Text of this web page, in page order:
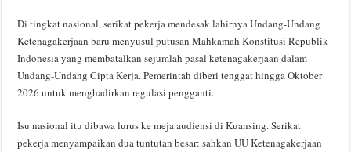
Di tingkat nasional, serikat pekerja mendesak lahirnya Undang-Undang
Ketenagakerjaan baru menyusul putusan Mahkamah Konstitusi Republik
Indonesia yang membatalkan sejumlah pasal ketenagakerjaan dalam
Undang-Undang Cipta Kerja. Pemerintah diberi tenggat hingga Oktober
2026 untuk menghadirkan regulasi pengganti.
Isu nasional itu dibawa lurus ke meja audiensi di Kuansing. Serikat
pekerja menyampaikan dua tuntutan besar: sahkan UU Ketenagakerjaan